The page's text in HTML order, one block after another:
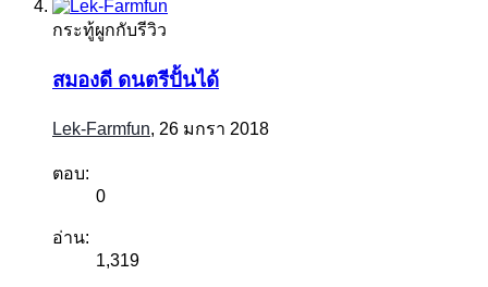
กระทู้ผูกกับรีวิว
สมองดี ดนตรีปั้นได้
Lek-Farmfun, 26 มกรา 2018
ตอบ:
0
อ่าน:
1,319